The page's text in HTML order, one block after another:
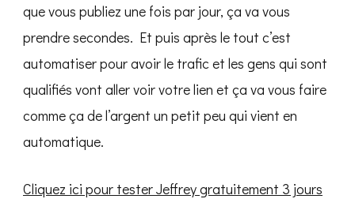
que vous publiez une fois par jour, ça va vous
prendre secondes. Et puis après le tout c’est
automatiser pour avoir le trafic et les gens qui sont
qualifiés vont aller voir votre lien et ça va vous faire
comme ça de l’argent un petit peu qui vient en
automatique.
Cliquez ici pour tester Jeffrey gratuitement 3 jours